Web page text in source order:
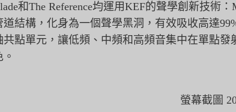
和The Reference均運用KEF的聲學創新技術：
道結構， 化身為一個聲學黑洞，有效吸收高達
共點單元，讓低頻、中頻和高頻音集中在單點發
。